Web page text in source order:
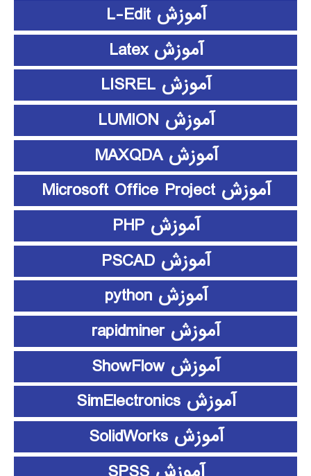
آموزش L-Edit
آموزش Latex
آموزش LISREL
آموزش LUMION
آموزش MAXQDA
آموزش Microsoft Office Project
آموزش PHP
آموزش PSCAD
آموزش python
آموزش rapidminer
آموزش ShowFlow
آموزش SimElectronics
آموزش SolidWorks